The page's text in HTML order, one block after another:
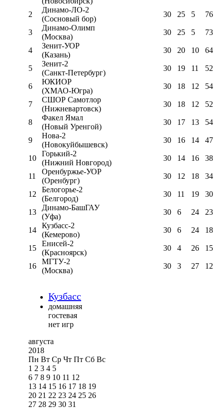
2
Динамо-ЛО-2
(Сосновый бор)
30 25 5 76
3
Динамо-Олимп
(Москва)
30 25 5 73
4
Зенит-УОР
(Казань)
30 20 10 64
5
Зенит-2
(Санкт-Петербург)
30 19 11 52
6
ЮКИОР
(ХМАО-Югра)
30 18 12 54
7
СШОР Самотлор
(Нижневартовск)
30 18 12 52
8
Факел Ямал
(Новый Уренгой)
30 17 13 54
9
Нова-2
(Новокуйбышевск)
30 16 14 47
10
Горький-2
(Нижний Новгород)
30 14 16 38
11
Оренбуржье-УОР
(Оренбург)
30 12 18 34
12
Белогорье-2
(Белгород)
30 11 19 30
13
Динамо-БашГАУ
(Уфа)
30 6 24 23
14
Кузбасс-2
(Кемерово)
30 6 24 18
15
Енисей-2
(Красноярск)
30 4 26 15
16
МГТУ-2
(Москва)
30 3 27 12
Кузбасс
домашняя
гостевая
нет игр
августа
2018
Пн Вт Ср Чт Пт Сб Вс
1 2 3 4 5
6 7 8 9 10 11 12
13 14 15 16 17 18 19
20 21 22 23 24 25 26
27 28 29 30 31